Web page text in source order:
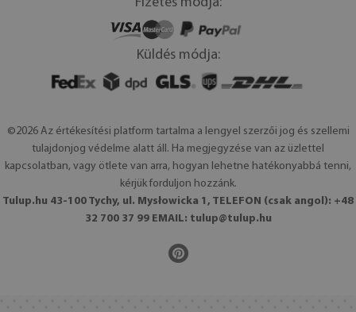
Küldés módja:
©2026 Az értékesítési platform tartalma a lengyel szerzői jog és szellemi
tulajdonjog védelme alatt áll. Ha megjegyzése van az üzlettel
kapcsolatban, vagy ötlete van arra, hogyan lehetne hatékonyabbá tenni,
kérjük forduljon hozzánk.
Tulup.hu 43-100 Tychy, ul. Mysłowicka 1, TELEFON (csak angol): +48
32 700 37 99 EMAIL: tulup@tulup.hu